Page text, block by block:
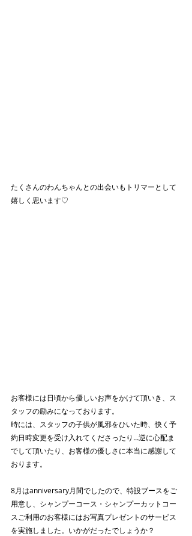
たくさんのわんちゃんとの出会いもトリマーとして
嬉しく思います♡
お客様には日頃から優しいお声をかけて頂いき、ス
タッフの励みになっております。
時には、スタッフの子供が風邪をひいた時、快く予
約日時変更を受け入れてくださったり…逆に心配ま
でして頂いたり、お客様の優しさに本当に感謝して
おります。
8月はanniversary月間でしたので、特設ブースをご
用意し、シャンプーコース・シャンプーカットコー
スご利用のお客様にはお写真プレゼントのサービス
を実施しました。いかがだったでしょうか？